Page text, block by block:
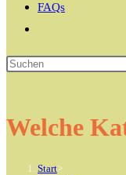
FAQs
umschalten
Welche
Start>